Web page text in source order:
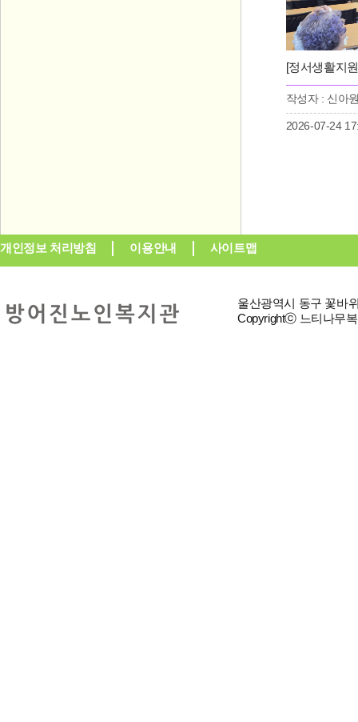
작성자 : 신아
2026-07-24
개인정보 처리방침 이용안내 사이트맵
울산광역시 동구 꽃바
Copyrightⓒ 느티나무